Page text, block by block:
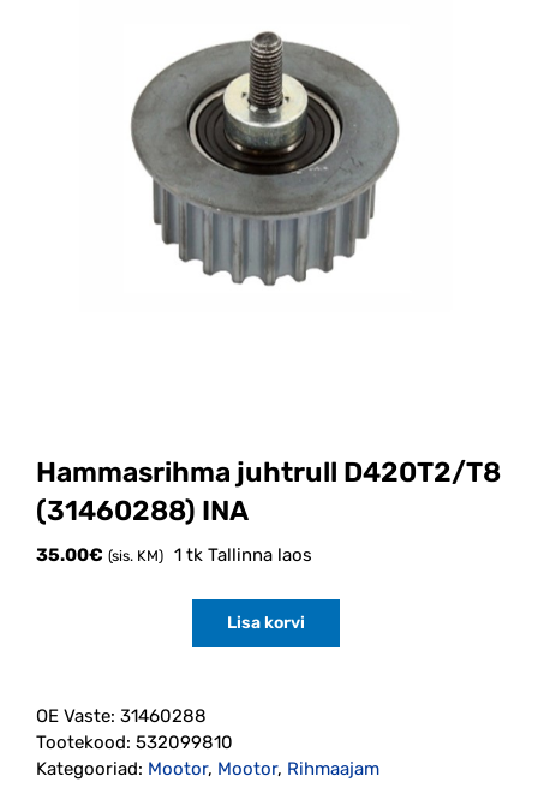
Hammasrihma juhtrull D420T2/T8
(31460288) INA
35.00€ (sis. KM) 1 tk Tallinna laos
(31460288)
INA
kogus
Lisa korvi
OE Vaste: 31460288
Tootekood: 532099810
Kategooriad: Mootor, Mootor, Rihmaajam